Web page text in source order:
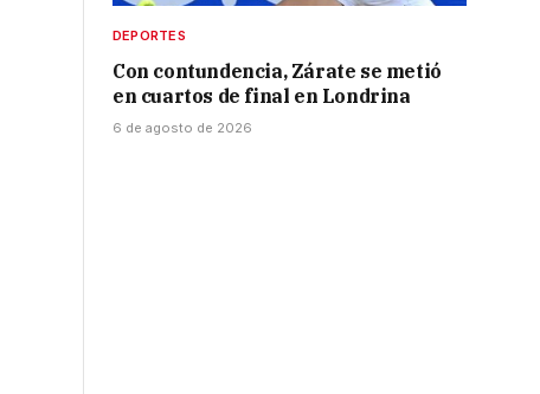
DEPORTES
Con contundencia, Zárate se metió
en cuartos de final en Londrina
6 de agosto de 2026